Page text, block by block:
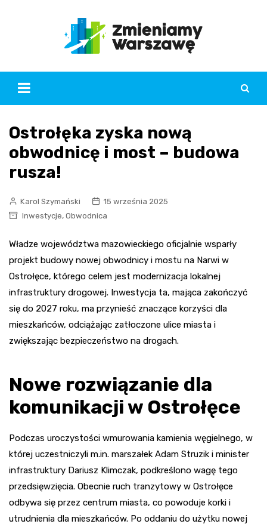
Ostrołęka zyska nową
obwodnicę i most – budowa
rusza!
Karol Szymański
15 września 2025
Inwestycje, Obwodnica
Władze województwa mazowieckiego oficjalnie wsparły
projekt budowy nowej obwodnicy i mostu na Narwi w
Ostrołęce, którego celem jest modernizacja lokalnej
infrastruktury drogowej. Inwestycja ta, mająca zakończyć
się do 2027 roku, ma przynieść znaczące korzyści dla
mieszkańców, odciążając zatłoczone ulice miasta i
zwiększając bezpieczeństwo na drogach.
Nowe rozwiązanie dla
komunikacji w Ostrołęce
Podczas uroczystości wmurowania kamienia węgielnego, w
której uczestniczyli m.in. marszałek Adam Struzik i minister
infrastruktury Dariusz Klimczak, podkreślono wagę tego
przedsięwzięcia. Obecnie ruch tranzytowy w Ostrołęce
odbywa się przez centrum miasta, co powoduje korki i
utrudnienia dla mieszkańców. Po oddaniu do użytku nowej